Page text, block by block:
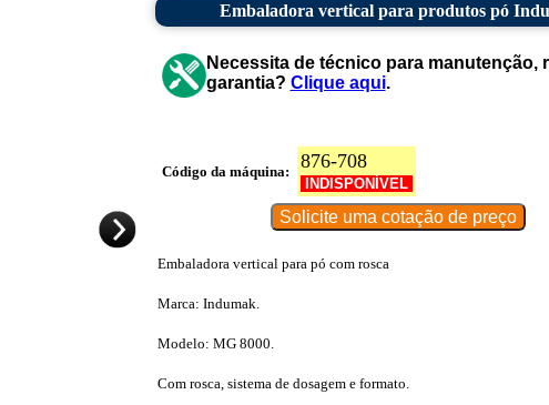
Embaladora vertical para produtos pó
Necessita de técnico para manutenção,
garantia? Clique aqui.
Código da máquina: 876-708
INDISPONÍVEL
Embaladora vertical para pó com rosca
Marca: Indumak.
Modelo: MG 8000.
Com rosca, sistema de dosagem e formato.